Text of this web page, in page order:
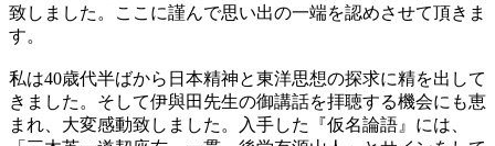
致しました。ここに謹んで思い出の一端を認めさせて頂きま
す。
私は40歳代半ばから日本精神と東洋思想の探求に精を出して
きました。そして伊與田先生の御講話を拝聴する機会にも恵
まれ、大変感動致しました。入手した『仮名論語』には、